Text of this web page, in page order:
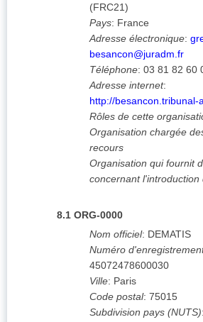
(FRC21)
Pays: France
Adresse électronique:
besancon@juradm.fr
Téléphone: 03 81 82 60
Adresse internet:
http://besancon.tribunal-
Rôles de cette
Organisation chargée
recours
Organisation qui fournit
concernant l'introduction
8.1 ORG-0000
Nom officiel: DEMATIS
Numéro
45072478600030
Ville: Paris
Code postal: 75015
Subdivision pays (NUTS):